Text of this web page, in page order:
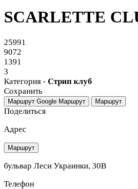
SCARLETTE
25991
9072
1391
3
Категория - Стрип клуб
Сохранить
Маршрут Google Маршрут Маршрут
Поделиться
Адрес
Маршрут
бульвар Леси Украинки, 30В
Телефон